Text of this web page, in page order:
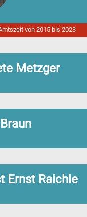
von 2015 bis 2023
Metzger
Ernst Raichle